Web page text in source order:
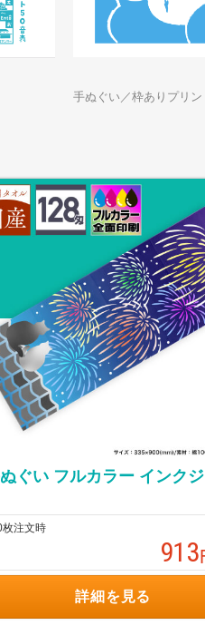
手ぬぐい／枠ありプリ
ぐい フルカラー インク
注文時
913
詳細を見る